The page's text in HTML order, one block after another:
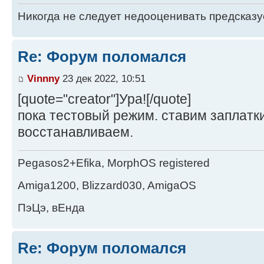
Никогда не следует недооценивать
Re: Форум поломался
Vinnny23 дек 2022, 10:51
[quote="creator"]Ура![/quote]
пока тестовый режим. ставим
восстанавливаем.
Pegasos2+Efika, MorphOS registered
Amiga1200, Blizzard030, AmigaOS
ПэЦэ, вЕнда
Re: Форум поломался